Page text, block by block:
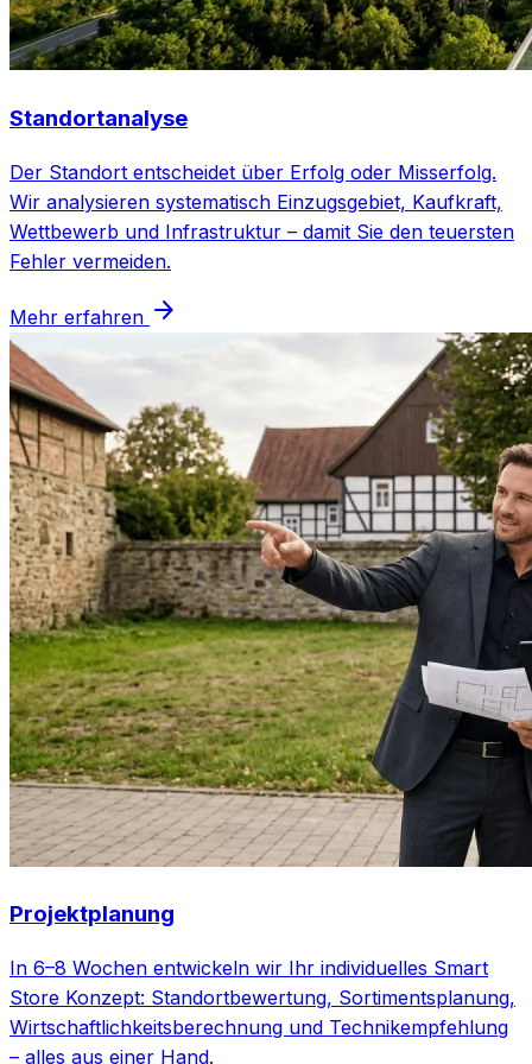
Standortanalyse
Der Standort entscheidet über Erfolg oder Misserfolg.
Wir analysieren systematisch Einzugsgebiet, Kaufkraft,
Wettbewerb und Infrastruktur – damit Sie den teuersten
Fehler vermeiden.
Mehr erfahren arrow_forward
Projektplanung
In 6–8 Wochen entwickeln wir Ihr individuelles Smart
Store Konzept: Standortbewertung, Sortimentsplanung,
Wirtschaftlichkeitsberechnung und Technikempfehlung
– alles aus einer Hand.